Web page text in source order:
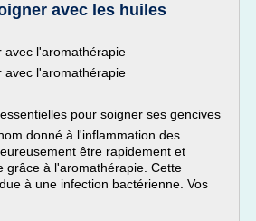
avec les huiles
avec l'aromathérapie
avec l'aromathérapie
pour soigner ses gencives
donné à l'inflammation des
être rapidement et
grâce à l'aromathérapie. Cette
à une infection bactérienne. Vos